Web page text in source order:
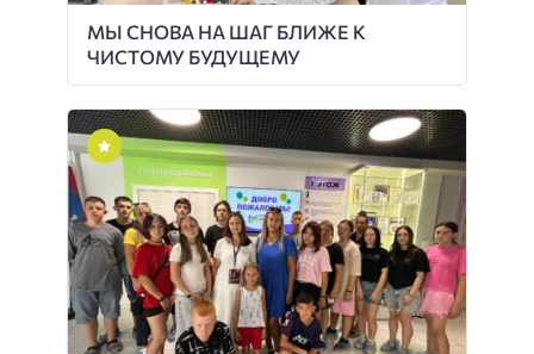
МЫ СНОВА НА ШАГ БЛИЖЕ К
ЧИСТОМУ БУДУЩЕМУ